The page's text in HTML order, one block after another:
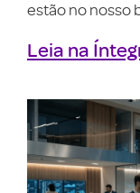
estão no nosso
Leia na